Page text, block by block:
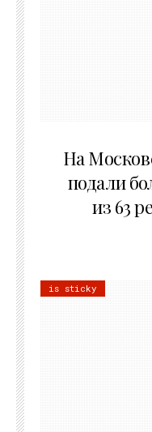
На
подали
из 63
is sticky